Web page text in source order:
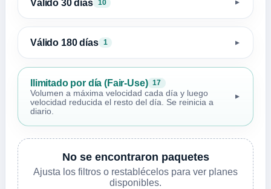
Válido 30 días 10 ▼
Válido 180 días 1 ▼
Ilimitado por día (Fair-Use) 17
Volumen a máxima velocidad cada día y luego
velocidad reducida el resto del día. Se reinicia a
diario.
▼
No se encontraron paquetes
Ajusta los filtros o restablécelos para ver planes
disponibles.